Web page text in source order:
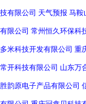
技有限公司 天气预报 马鞍
有限公司 常州恒久环保科
多米科技开发有限公司 重
常开科技有限公司 山东万
胜韵原电子产品有限公司